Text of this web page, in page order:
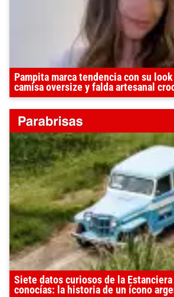
Pampita marca tendencia con su
camisa oversize y falda artesanal
Siete datos curiosos de la
conocías: la historia de un ícono